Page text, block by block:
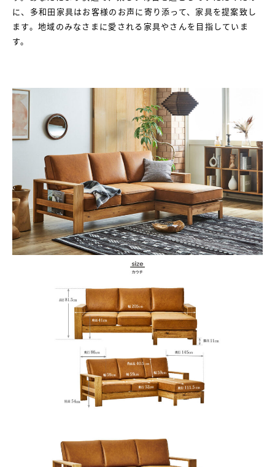
に、多和田家具はお客様のお声に寄り添って、家具を提案致し
ます。地域のみなさまに愛される家具やさんを目指していま
す。